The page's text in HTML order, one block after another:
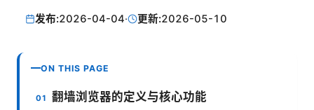
发布:2026-04-04· 更新:2026-05-10
ON THIS PAGE
翻墙浏览器的定义与核心功能